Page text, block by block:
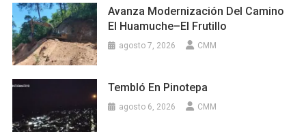
Avanza Modernización Del Camino
El Huamuche–El Frutillo
agosto 7, 2026 CMM
Tembló En Pinotepa
agosto 6, 2026 CMM